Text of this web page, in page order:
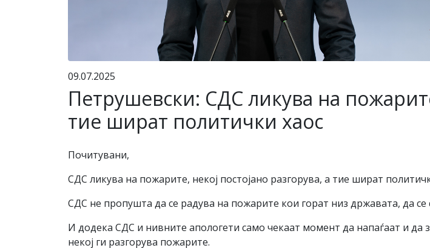
09.07.2025
Петрушевски: СДС ликува на
тие шират политички хаос
Почитувани,
СДС ликува на пожарите, некој постојано разгорува, а тие шират
СДС не пропушта да се радува на пожарите кои горат низ државата, да се
И додека СДС и нивните апологети само чекаат момент да напаѓаат и
некој ги разгорува пожарите.